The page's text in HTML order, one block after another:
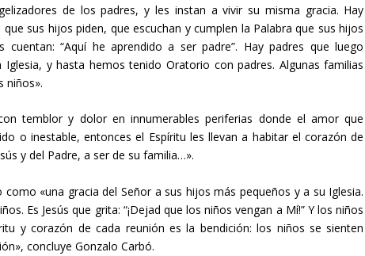
de los padres, y les instan a vivir su misma gracia. Hay
sus hijos piden, que escuchan y cumplen la Palabra que sus hijos
“Aquí he aprendido a ser padre”. Hay padres que luego
y hasta hemos tenido Oratorio con padres. Algunas familias
niños».
temblor y dolor en innumerables periferias donde el amor que
o inestable, entonces el Espíritu les llevan a habitar el corazón de
y del Padre, a ser de su familia…».
«una gracia del Señor a sus hijos más pequeños y a su Iglesia.
Es Jesús que grita: “¡Dejad que los niños vengan a Mí!” Y los niños
y corazón de cada reunión es la bendición: los niños se sienten
concluye Gonzalo Carbó.